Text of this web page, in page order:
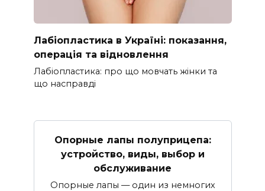
Лабіопластика в Україні: показання,
операція та відновлення
Лабіопластика: про що мовчать жінки та
що насправді
Опорные лапы полуприцепа:
устройство, виды, выбор и
обслуживание
Опорные лапы — один из немногих